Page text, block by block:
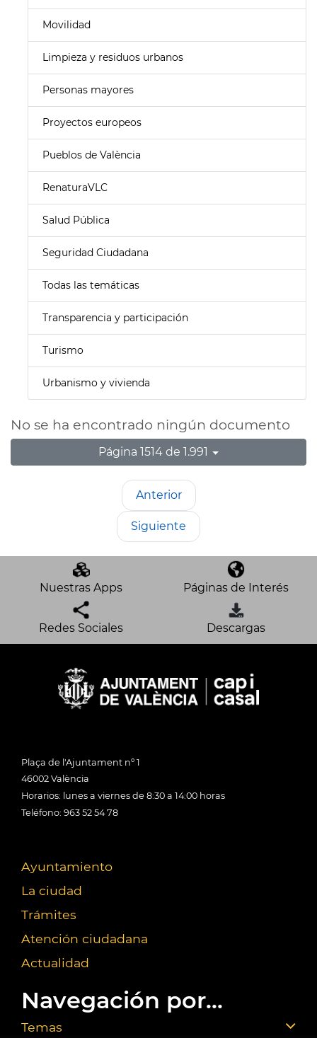
Movilidad
Limpieza y residuos urbanos
Personas mayores
Proyectos europeos
Pueblos de València
RenaturaVLC
Salud Pública
Seguridad Ciudadana
Todas las temáticas
Transparencia y participación
Turismo
Urbanismo y vivienda
No se ha encontrado ningún documento
Página 1514 de 1.991
Anterior
Siguiente
Nuestras Apps Páginas de Interés
Redes Sociales Descargas
Plaça de l'Ajuntament nº 1
46002 València
Horarios: lunes a viernes de 8:30 a 14:00 horas
Teléfono: 963 52 54 78
Ayuntamiento
La ciudad
Trámites
Atención ciudadana
Actualidad
Navegación por...
Temas